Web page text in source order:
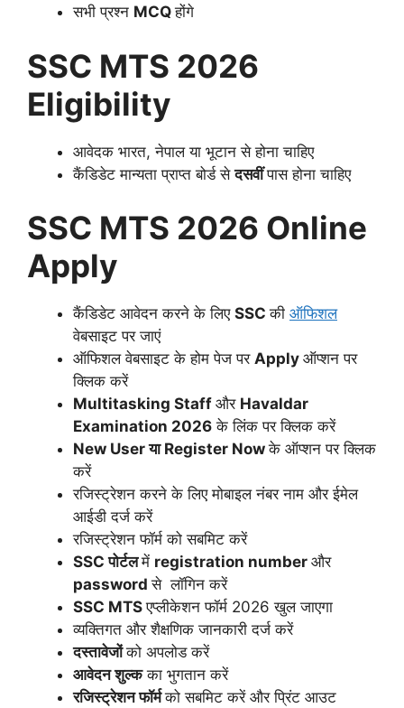
सभी प्रश्न MCQहोंगे
SSC MTS 2026
Eligibility
आवेदक भारत, नेपाल या भूटान से होना चाहिए
कैंडिडेट मान्यता प्राप्त बोर्ड सेदसवींपास होना चाहिए
SSC MTS 2026 Online
Apply
कैंडिडेट आवेदन करने के लिए SSCकी ऑफिशल
वेबसाइट पर जाएं
ऑफिशल वेबसाइट के होम पेज पर Apply ऑप्शन पर
क्लिक करें
Multitasking Staff और Havaldar
Examination 2026 के लिंक पर क्लिक करें
New User या Register Nowके ऑप्शन पर क्लिक
करें
रजिस्ट्रेशन करने के लिए मोबाइल नंबर नाम और ईमेल
आईडी दर्ज करें
रजिस्ट्रेशन फॉर्म को सबमिट करें
SSC पोर्टलमें registration number और
passwordसे लॉगिन करें
SSC MTSएप्लीकेशन फॉर्म 2026 खुल जाएगा
व्यक्तिगत और शैक्षणिक जानकारी दर्ज करें
दस्तावेजोंको अपलोड करें
आवेदन शुल्कका भुगतान करें
रजिस्ट्रेशन फॉर्मको सबमिट करें और प्रिंट आउट